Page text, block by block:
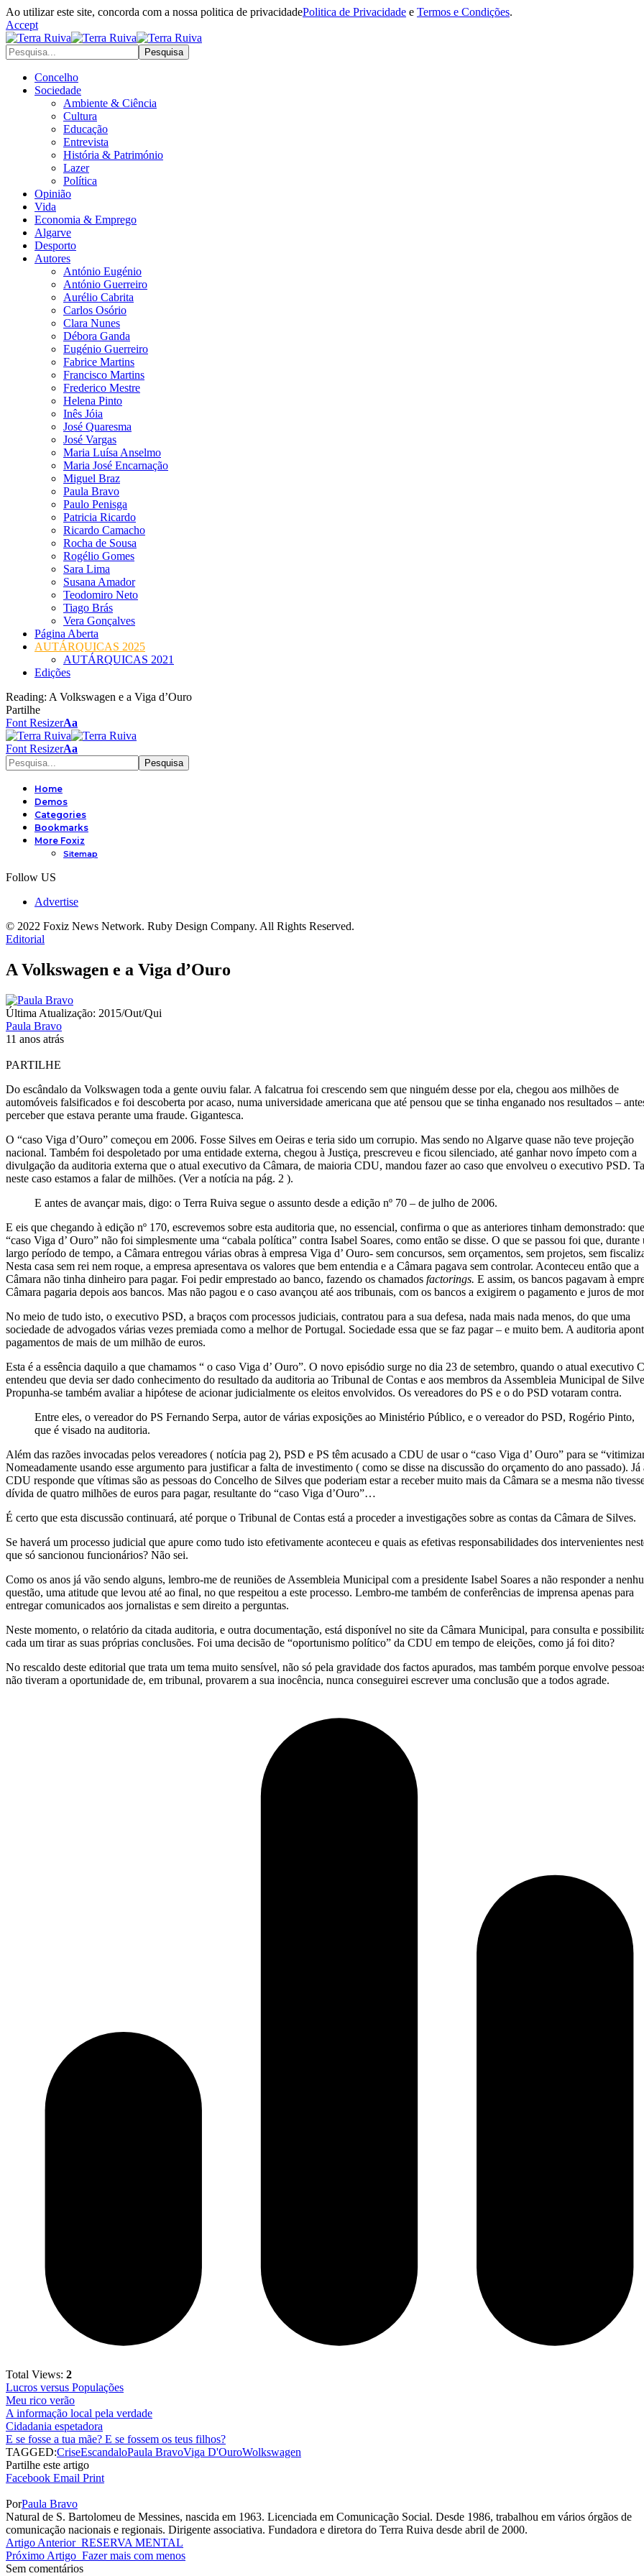
Ao utilizar este site, concorda com a nossa politica de privacidadePolitica de Privacidade e Termos e Condições.
Accept
Concelho
Sociedade
Ambiente & Ciência
Cultura
Educação
Entrevista
História & Património
Lazer
Política
Opinião
Vida
Economia & Emprego
Algarve
Desporto
Autores
António Eugénio
António Guerreiro
Aurélio Cabrita
Carlos Osório
Clara Nunes
Débora Ganda
Eugénio Guerreiro
Fabrice Martins
Francisco Martins
Frederico Mestre
Helena Pinto
Inês Jóia
José Quaresma
José Vargas
Maria Luísa Anselmo
Maria José Encarnação
Miguel Braz
Paula Bravo
Paulo Penisga
Patricia Ricardo
Ricardo Camacho
Rocha de Sousa
Rogélio Gomes
Sara Lima
Susana Amador
Teodomiro Neto
Tiago Brás
Vera Gonçalves
Página Aberta
AUTÁRQUICAS 2025
AUTÁRQUICAS 2021
Edições
Reading: A Volkswagen e a Viga d’Ouro
Partilhe
Font ResizerAa
Font ResizerAa
Home
Demos
Categories
Bookmarks
More Foxiz
Sitemap
Follow US
Advertise
© 2022 Foxiz News Network. Ruby Design Company. All Rights Reserved.
Editorial
A Volkswagen e a Viga d’Ouro
Última Atualização: 2015/Out/Qui
Paula Bravo
11 anos atrás
PARTILHE
Do escândalo da Volkswagen toda a gente ouviu falar. A falcatrua foi crescendo sem que ninguém desse por ela, chegou aos milhões de
automóveis falsificados e foi descoberta por acaso, numa universidade americana que até pensou que se tinha enganado nos resultados –
perceber que estava perante uma fraude. Gigantesca.
O “caso Viga d’Ouro” começou em 2006. Fosse Silves em Oeiras e teria sido um corrupio. Mas sendo no Algarve quase não teve projeção
nacional. Também foi despoletado por uma entidade externa, chegou à Justiça, prescreveu e ficou silenciado, até ganhar novo ímpeto com a
divulgação da auditoria externa que o atual executivo da Câmara, de maioria CDU, mandou fazer ao caso que envolveu o executivo PSD.
neste caso estamos a falar de milhões. (Ver a notícia na pág. 2 ).
E antes de avançar mais, digo: o Terra Ruiva segue o assunto desde a edição nº 70 – de julho de 2006.
E eis que chegando à edição nº 170, escrevemos sobre esta auditoria que, no essencial, confirma o que as anteriores tinham demonstrado:
“caso Viga d’ Ouro” não foi simplesmente uma “cabala política” contra Isabel Soares, como então se disse. O que se passou foi que, durante
largo período de tempo, a Câmara entregou várias obras à empresa Viga d’ Ouro- sem concursos, sem orçamentos, sem projetos, sem
Nesta casa sem rei nem roque, a empresa apresentava os valores que bem entendia e a Câmara pagava sem controlar. Aconteceu então que a
Câmara não tinha dinheiro para pagar. Foi pedir emprestado ao banco, fazendo os chamados factorings. E assim, os bancos pagavam à
Câmara pagaria depois aos bancos. Mas não pagou e o caso avançou até aos tribunais, com os bancos a exigirem o pagamento e juros de
No meio de tudo isto, o executivo PSD, a braços com processos judiciais, contratou para a sua defesa, nada mais nada menos, do que uma
sociedade de advogados várias vezes premiada como a melhor de Portugal. Sociedade essa que se faz pagar – e muito bem. A auditoria
pagamentos de mais de um milhão de euros.
Esta é a essência daquilo a que chamamos “ o caso Viga d’ Ouro”. O novo episódio surge no dia 23 de setembro, quando o atual executivo
entendeu que devia ser dado conhecimento do resultado da auditoria ao Tribunal de Contas e aos membros da Assembleia Municipal de
Propunha-se também avaliar a hipótese de acionar judicialmente os eleitos envolvidos. Os vereadores do PS e o do PSD votaram contra.
Entre eles, o vereador do PS Fernando Serpa, autor de várias exposições ao Ministério Público, e o vereador do PSD, Rogério Pinto,
que é visado na auditoria.
Além das razões invocadas pelos vereadores ( notícia pag 2), PSD e PS têm acusado a CDU de usar o “caso Viga d’ Ouro” para se
Nomeadamente usando esse argumento para justificar a falta de investimento ( como se disse na discussão do orçamento do ano passado). Já
CDU responde que vítimas são as pessoas do Concelho de Silves que poderiam estar a receber muito mais da Câmara se a mesma não
dívida de quatro milhões de euros para pagar, resultante do “caso Viga d’Ouro”…
É certo que esta discussão continuará, até porque o Tribunal de Contas está a proceder a investigações sobre as contas da Câmara de Silves.
Se haverá um processo judicial que apure como tudo isto efetivamente aconteceu e quais as efetivas responsabilidades dos intervenientes
que só sancionou funcionários? Não sei.
Como os anos já vão sendo alguns, lembro-me de reuniões de Assembleia Municipal com a presidente Isabel Soares a não responder a
questão, uma atitude que levou até ao final, no que respeitou a este processo. Lembro-me também de conferências de imprensa apenas para
entregar comunicados aos jornalistas e sem direito a perguntas.
Neste momento, o relatório da citada auditoria, e outra documentação, está disponível no site da Câmara Municipal, para consulta e
cada um tirar as suas próprias conclusões. Foi uma decisão de “oportunismo político” da CDU em tempo de eleições, como já foi dito?
No rescaldo deste editorial que trata um tema muito sensível, não só pela gravidade dos factos apurados, mas também porque envolve
não tiveram a oportunidade de, em tribunal, provarem a sua inocência, nunca conseguirei escrever uma conclusão que a todos agrade.
Total Views: 2
Lucros versus Populações
Meu rico verão
A informação local pela verdade
Cidadania espetadora
E se fosse a tua mãe? E se fossem os teus filhos?
TAGGED:CriseEscandaloPaula BravoViga D'OuroWolkswagen
Partilhe este artigo
Facebook Email Print
PorPaula Bravo
Natural de S. Bartolomeu de Messines, nascida em 1963. Licenciada em Comunicação Social. Desde 1986, trabalhou em vários órgãos de
comunicação nacionais e regionais. Dirigente associativa. Fundadora e diretora do Terra Ruiva desde abril de 2000.
Artigo Anterior RESERVA MENTAL
Próximo Artigo Fazer mais com menos
Sem comentários